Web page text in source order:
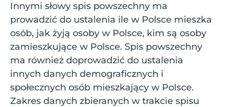
Innymi słowy spis powszechny ma
prowadzić do ustalenia ile w Polsce mieszka
osób, jak żyją osoby w Polsce, kim są osoby
zamieszkujące w Polsce. Spis powszechny
ma również doprowadzić do ustalenia
innych danych demograficznych i
społecznych osób mieszkający w Polsce.
Zakres danych zbieranych w trakcie spisu